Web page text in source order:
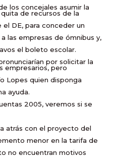
los concejales asumir la
de recursos de la
DE, para conceder un
las empresas de ómnibus y,
el boleto escolar.
por solicitar la
empresarios, pero
Lopes quien disponga
ayuda.
2005, veremos si se
atrás con el proyecto del
menor en la tarifa de
no encuentran motivos